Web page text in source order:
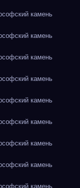
камень
камень
камень
камень
камень
камень
камень
камень
камень